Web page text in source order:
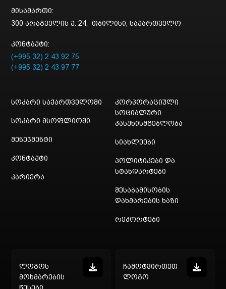
მისამართი:
300 არაგველის ქ. 24, თბილისი, საქართველო
კონტაქტი:
(+995 32) 2 43 92 75
(+995 32) 2 43 97 77
სოკარი საქართველოში
სოკარი მსოფლიოში
მენეჯმენტი
კონტაქტი
კარიერა
კორპორაციული
სოციალური
პასუხისმგებლობა
სიახლეები
პოლიტიკები და
სტანდარტები
შესაბამისობის
დახმარების ხაზი
რეპორტები
ლოგოს
მოხმარების
ჩამოტვირთეთ
ლოგო